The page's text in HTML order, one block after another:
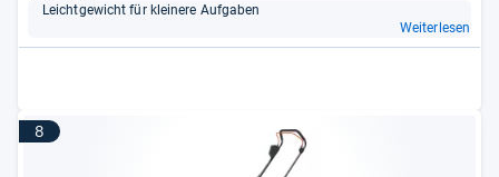
Leicht­ge­wicht für klei­nere Auf­ga­ben
Weiterlesen
8